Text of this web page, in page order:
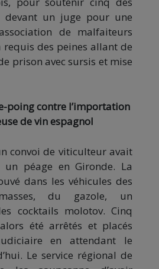
devant un juge pour une
de malfaiteurs
requis des peines allant de
prison avec sursis et mise
poing contre l’importation
de vin espagnol
convoi de viticulteur avait
péage en Gironde. La
dans les véhicules des
du gazole, un
cocktails molotov. Cinq
été arrêtés et placés
en attendant le
Le service régional de